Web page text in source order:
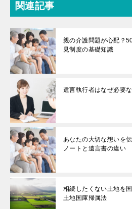
関連記事
親の介護問題が心配？
見制度の基礎知識
遺言執行者はなぜ必要
あなたの大切な想いを
ノートと遺言書の違い
相続したくない土地
土地国庫帰属法